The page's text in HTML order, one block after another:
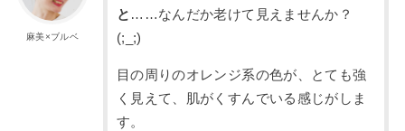
麻美×ブルベ
と ……なんだか老けて見えませんか？
(;_;)
目の周りのオレンジ系の色が、とても強
く見えて、肌がくすんでいる感じがしま
す。